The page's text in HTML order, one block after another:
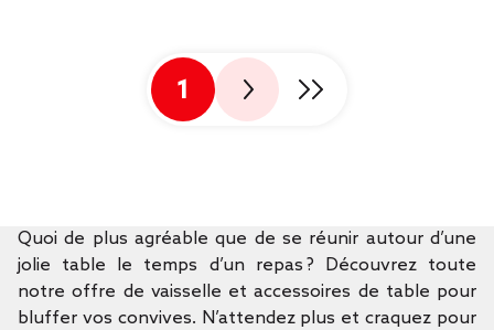
1
Quoi de plus agréable que de se réunir autour d’une
jolie table le temps d’un repas ? Découvrez toute
notre offre de vaisselle et accessoires de table pour
bluffer vos convives. N’attendez plus et craquez pour